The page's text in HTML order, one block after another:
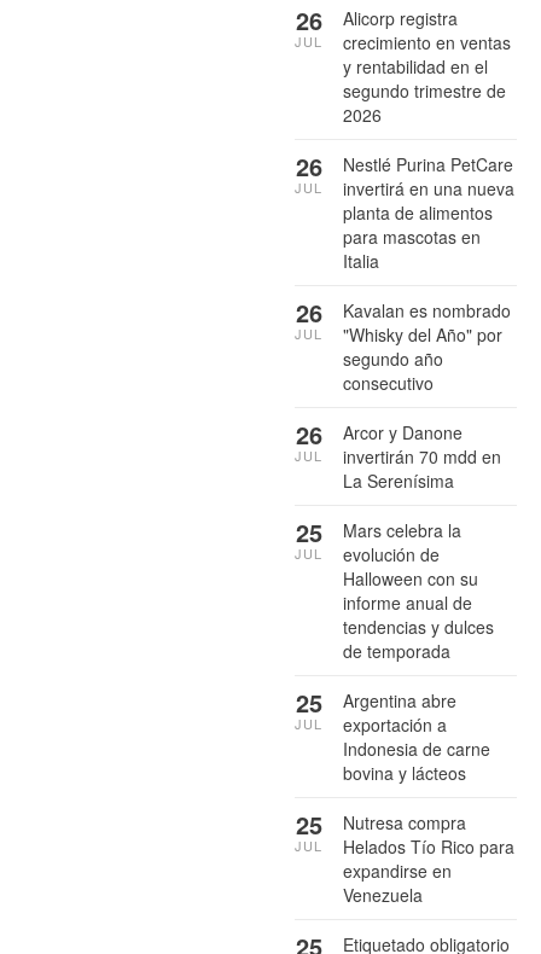
Alicorp registra
crecimiento en ventas
y rentabilidad en el
segundo trimestre de
2026
26
JUL
Nestlé Purina PetCare
invertirá en una nueva
planta de alimentos
para mascotas en
Italia
26
JUL
Kavalan es nombrado
"Whisky del Año" por
segundo año
consecutivo
26
JUL
Arcor y Danone
invertirán 70 mdd en
La Serenísima
26
JUL
Mars celebra la
evolución de
Halloween con su
informe anual de
tendencias y dulces
de temporada
25
JUL
Argentina abre
exportación a
Indonesia de carne
bovina y lácteos
25
JUL
Nutresa compra
Helados Tío Rico para
expandirse en
Venezuela
25
JUL
Etiquetado obligatorio
25